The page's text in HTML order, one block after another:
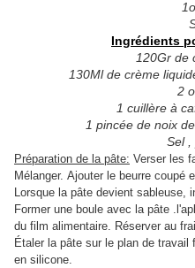
Ingrédients
120Gr de
130Ml de crème
2
1 cuillère à
1 pincée de noix
Sel ,
Préparation de la pâte: Verser les
Mélanger. Ajouter le beurre coupé
Lorsque la pâte devient sableuse,
Former une boule avec la pâte
du film alimentaire. Réserver au
Étaler la pâte sur le plan de
en silicone.